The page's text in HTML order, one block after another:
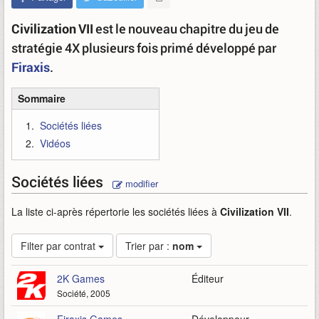
Civilization VIIest le nouveau chapitre du jeu de
stratégie 4X plusieurs fois primé développé par
Firaxis.
Sommaire
Sociétés liées
Vidéos
Sociétés liées modifier
La liste ci-après répertorie les sociétés liées à Civilization VII.
Filter par contrat Trier par : nom
2K Games
Société, 2005
Éditeur